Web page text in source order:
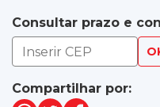
Consultar prazo e
Compartilhar por: